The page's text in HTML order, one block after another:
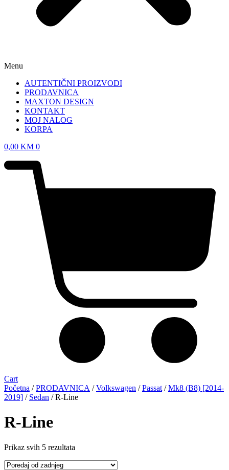
Menu
AUTENTIČNI PROIZVODI
PRODAVNICA
MAXTON DESIGN
KONTAKT
MOJ NALOG
KORPA
0,00 KM 0
Cart
Početna /PRODAVNICA /Volkswagen /Passat /Mk8 (B8) [2014-
2019] / Sedan / R-Line
R-Line
Prikaz svih 5 rezultata